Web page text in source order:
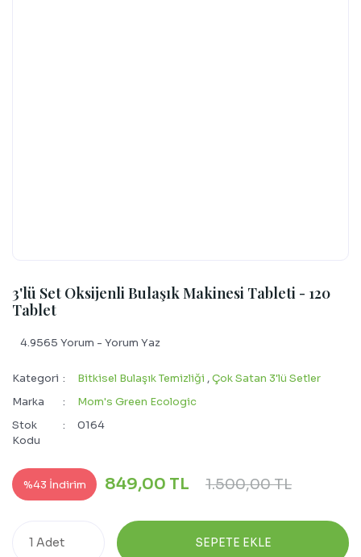
3'lü Set Oksijenli Bulaşık Makinesi Tableti - 120
Tablet
4.9565 Yorum - Yorum Yaz
Kategori Bitkisel Bulaşık Temizliği ,Çok Satan 3'lü Setler
Marka
Mom's Green Ecologic
Stok
Kodu
0164
%43 İndirim 849,00 TL 1.500,00 TL
SEPETE EKLE